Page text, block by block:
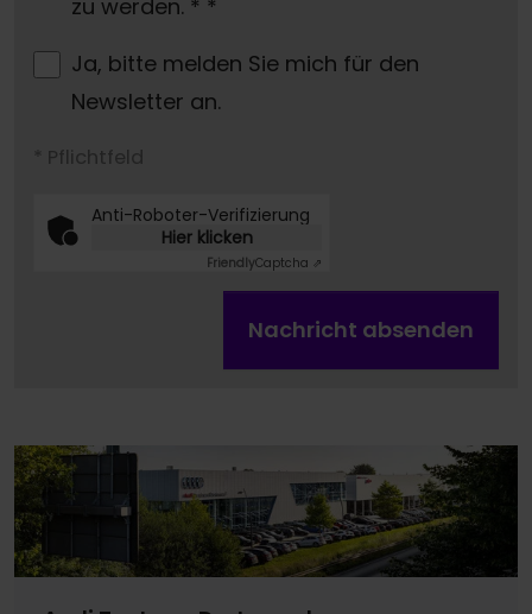
zu werden. * *
Ja, bitte melden Sie mich für den
Newsletter an.
* Pflichtfeld
Anti-Roboter-Verifizierung
Hier klicken
FriendlyCaptcha ⇗
Nachricht absenden